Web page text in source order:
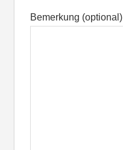
Bemerkung (optional)